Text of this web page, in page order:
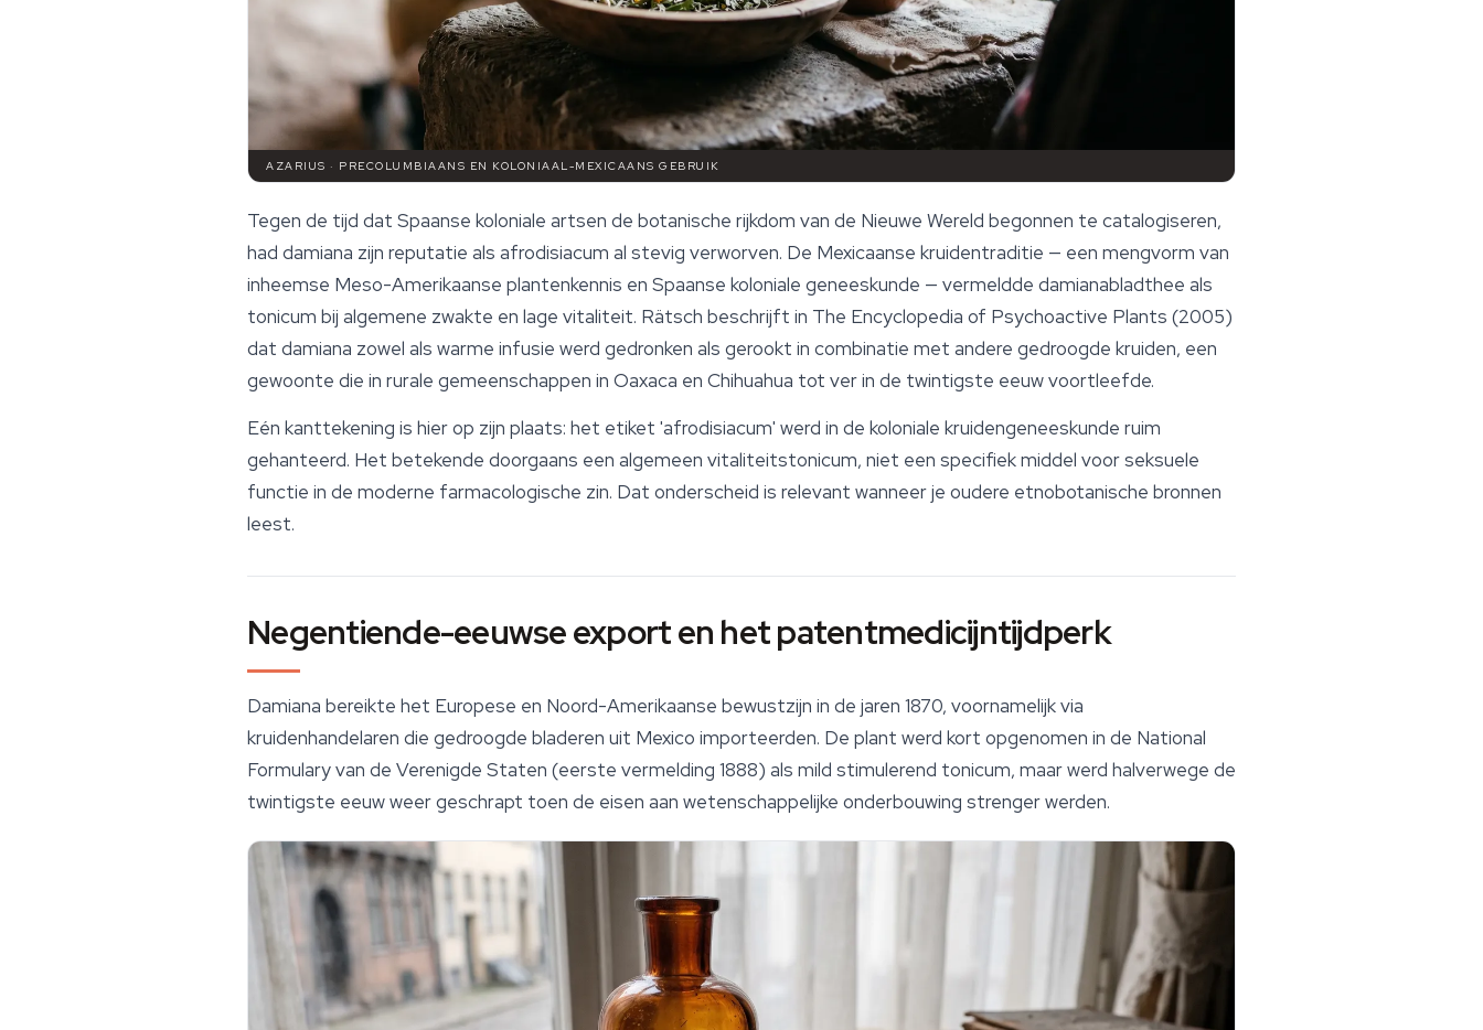
AZARIUS · PRECOLUMBIAANS EN KOLONIAAL-MEXICAANS GEBRUIK
Tegen de tijd dat Spaanse koloniale artsen de botanische rijkdom van de Nieuwe Wereld begonnen te catalogiseren,
had damiana zijn reputatie als afrodisiacum al stevig verworven. De Mexicaanse kruidentraditie — een mengvorm van
inheemse Meso-Amerikaanse plantenkennis en Spaanse koloniale geneeskunde — vermeldde damianabladthee als
tonicum bij algemene zwakte en lage vitaliteit. Rätsch beschrijft in The Encyclopedia of Psychoactive Plants (2005)
dat damiana zowel als warme infusie werd gedronken als gerookt in combinatie met andere gedroogde kruiden, een
gewoonte die in rurale gemeenschappen in Oaxaca en Chihuahua tot ver in de twintigste eeuw voortleefde.
Eén kanttekening is hier op zijn plaats: het etiket 'afrodisiacum' werd in de koloniale kruidengeneeskunde ruim
gehanteerd. Het betekende doorgaans een algemeen vitaliteitstonicum, niet een specifiek middel voor seksuele
functie in de moderne farmacologische zin. Dat onderscheid is relevant wanneer je oudere etnobotanische bronnen
leest.
Negentiende-eeuwse export en het patentmedicijntijdperk
Damiana bereikte het Europese en Noord-Amerikaanse bewustzijn in de jaren 1870, voornamelijk via
kruidenhandelaren die gedroogde bladeren uit Mexico importeerden. De plant werd kort opgenomen in de National
Formularyvan de Verenigde Staten (eerste vermelding 1888) als mild stimulerend tonicum, maar werd halverwege de
twintigste eeuw weer geschrapt toen de eisen aan wetenschappelijke onderbouwing strenger werden.